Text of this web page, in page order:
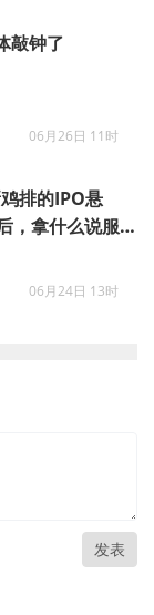
敲钟了
06月26日 11时
鸡排的IPO悬
，拿什么说服
06月24日 13时
发表